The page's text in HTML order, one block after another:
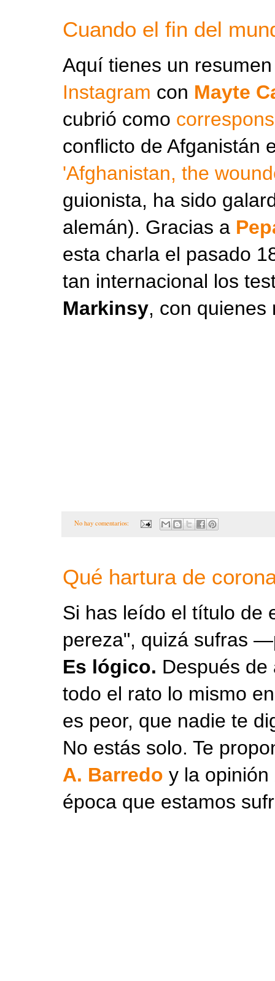
Cuando el fin del
Aquí tienes un
Instagram con Mayte
cubrió como
conflicto de Afganistán
'Afghanistan, the
guionista, ha sido
alemán). Gracias a
esta charla el pasado
tan internacional los
Markinsy, con quienes
No hay comentarios:
Qué hartura de
Si has leído el título de
pereza", quizá sufras
Es lógico. Después
todo el rato lo mismo
es peor, que nadie te
No estás solo. Te
A. Barredo y la opinión
época que estamos